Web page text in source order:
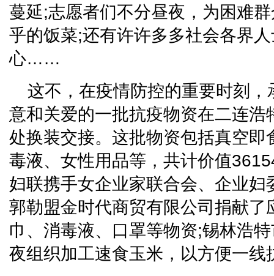
蔓延;志愿者们不分昼夜，为困难
乎的饭菜;还有许许多多社会各界
心……
这不，在疫情防控的重要时刻
意和关爱的一批抗疫物资在二连浩
处换装交接。这批物资包括真空即
毒液、女性用品等，共计价值
妇联携手女企业家联合会、企业妇
郭勒盟金时代商贸有限公司捐献了
巾、消毒液、口罩等物资;锡林浩
夜组织加工速食玉米，以方便一线